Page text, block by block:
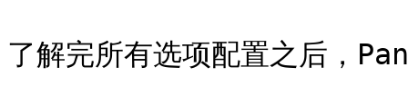
了解完所有选项配置之后，